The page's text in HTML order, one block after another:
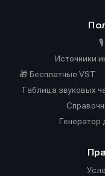
Источники
🎁 Бесплатные VST
Таблица звуковых
Генератор